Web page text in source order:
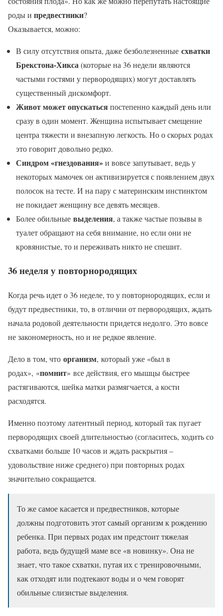
роды и предвестники?
Оказывается, можно:
В силу отсутствия опыта, даже безболезненные схватки
Брекстона-Хикса (которые на 36 недели являются
частыми гостями у первородящих) могут доставлять
существенный дискомфорт.
Живот может опускатьсяпостепенно каждый день или
сразу в один момент. Женщина испытывает смещение
центра тяжести и внезапную легкость. Но о скорых родах
это говорит довольно редко.
Синдром «гнездования»и вовсе запутывает, ведь у
некоторых мамочек он активизируется с появлением двух
полосок на тесте. И на пару с материнским инстинктом
не покидает женщину все девять месяцев.
Более обильные выделения, а также частые позывы в
туалет обращают на себя внимание, но если они не
кровянистые, то и переживать никто не спешит.
36 неделя у повторнородящих
Когда речь идет о 36 неделе, то у повторнородящих, если и
будут предвестники, то, в отличии от первородящих, ждать
начала родовой деятельности придется недолго. Это вовсе
не закономерность, но и не редкое явление.
Дело в том, что организм, который уже «был в
родах», «помнит» все действия, его мышцы быстрее
растягиваются, шейка матки размягчается, а кости
расходятся.
Именно поэтому латентный период, который так пугает
первородящих своей длительностью (согласитесь, ходить со
схватками больше 10 часов и ждать раскрытия –
удовольствие ниже среднего) при повторных родах
значительно сокращается.
То же самое касается и предвестников, которые
должны подготовить этот самый организм к рождению
ребенка. При первых родах им предстоит тяжелая
работа, ведь будущей маме все «в новинку». Она не
знает, что такое схватки, путая их с тренировочными,
как отходят или подтекают воды и о чем говорят
обильные слизистые выделения.